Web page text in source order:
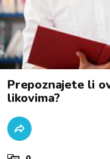
Prepoznajete li
likovima?